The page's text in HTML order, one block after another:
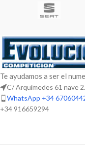
Te ayudamos a ser el
C/ Arquimedes 61 nave
WhatsApp +34
+34 916659294